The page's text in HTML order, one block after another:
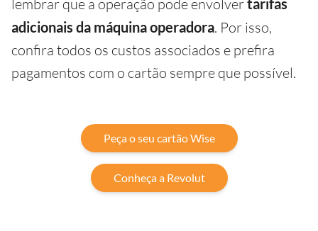
lembrar que a operação pode envolver
adicionais da máquina operadora. Por isso,
confira todos os custos associados e prefira
pagamentos com o cartão sempre que possível.
Peça o seu cartão Wise
Conheça a Revolut